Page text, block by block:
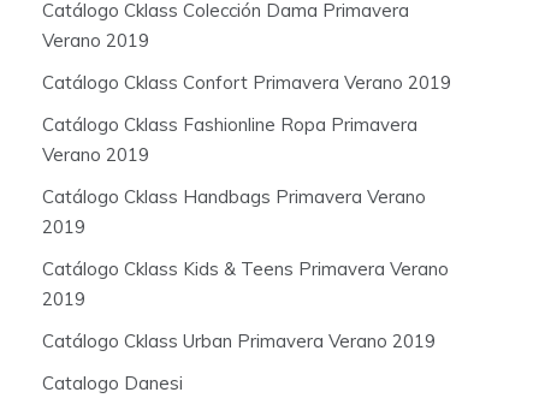
Catálogo Cklass Colección Dama Primavera
Verano 2019
Catálogo Cklass Confort Primavera Verano 2019
Catálogo Cklass Fashionline Ropa Primavera
Verano 2019
Catálogo Cklass Handbags Primavera Verano
2019
Catálogo Cklass Kids & Teens Primavera Verano
2019
Catálogo Cklass Urban Primavera Verano 2019
Catalogo Danesi